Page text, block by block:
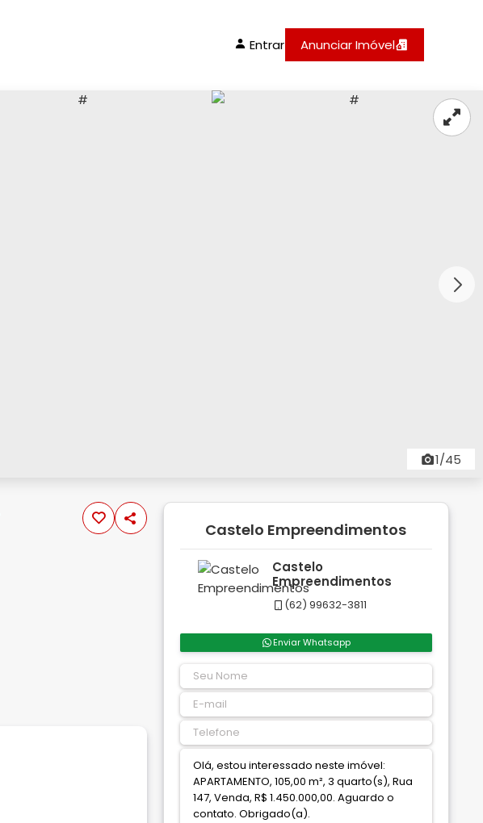
Entrar Anunciar Imóvel
1/45
Castelo Empreendimentos
Castelo
Empreendimentos
(62) 99632-3811
Enviar Whatsapp